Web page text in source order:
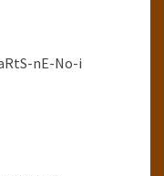
nE-No-i